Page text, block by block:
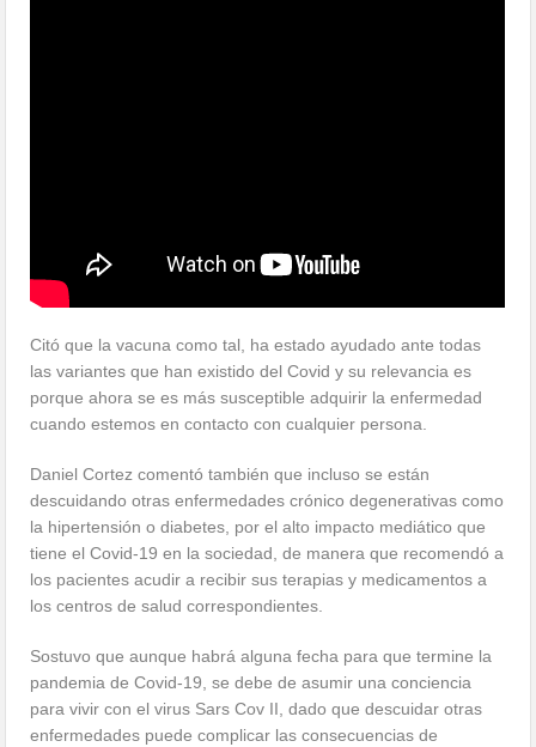
Citó que la vacuna como tal, ha estado ayudado ante todas
las variantes que han existido del Covid y su relevancia es
porque ahora se es más susceptible adquirir la enfermedad
cuando estemos en contacto con cualquier persona.
Daniel Cortez comentó también que incluso se están
descuidando otras enfermedades crónico degenerativas como
la hipertensión o diabetes, por el alto impacto mediático que
tiene el Covid-19 en la sociedad, de manera que recomendó a
los pacientes acudir a recibir sus terapias y medicamentos a
los centros de salud correspondientes.
Sostuvo que aunque habrá alguna fecha para que termine la
pandemia de Covid-19, se debe de asumir una conciencia
para vivir con el virus Sars Cov II, dado que descuidar otras
enfermedades puede complicar las consecuencias de